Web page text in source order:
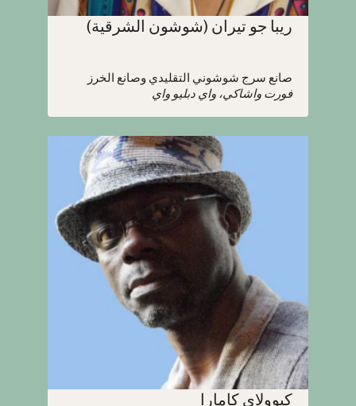
ريبا جو تيران (شوشون الشرقية)
صانع سرج شوشوني التقليدي وصانع الخرز
فورت واشاكي، واي دبليو واي
كيوولاي كامارا